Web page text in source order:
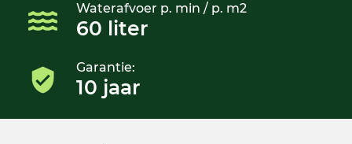
Waterafvoer p. min / p. m2
60 liter
Garantie:
10 jaar